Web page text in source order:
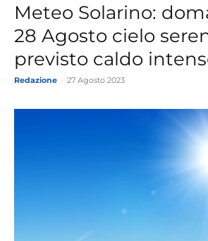
Meteo Solarino:
28 Agosto cielo
previsto caldo
Redazione 27 Agosto 2023